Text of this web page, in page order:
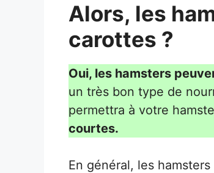
Alors, les
carottes ?
Oui, les hamsters
un très bon type de
permettra à votre
courtes.
En général, les